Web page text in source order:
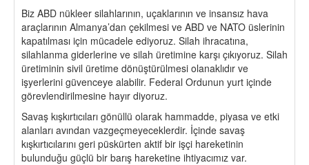
Biz ABD nükleer silahlarının, uçaklarının ve insansız hava
araçlarının Almanya’dan çekilmesi ve ABD ve NATO üslerinin
kapatılması için mücadele ediyoruz. Silah ihracatına,
silahlanma giderlerine ve silah üretimine karşı çıkıyoruz. Silah
üretiminin sivil üretime dönüştürülmesi olanaklıdır ve
işyerlerini güvenceye alabilir. Federal Ordunun yurt içinde
görevlendirilmesine hayır diyoruz.
Savaş kışkırtıcıları gönüllü olarak hammadde, piyasa ve etki
alanları avından vazgeçmeyeceklerdir. İçinde savaş
kışkırtıcılarını geri püskürten aktif bir işçi hareketinin
bulunduğu güçlü bir barış hareketine ihtiyacımız var.